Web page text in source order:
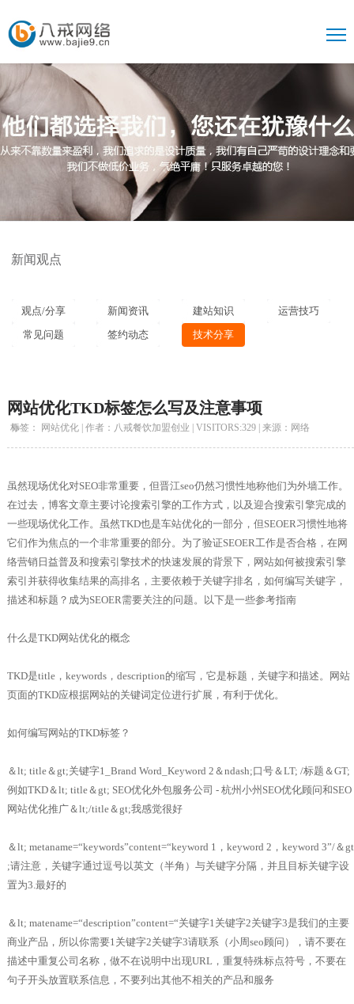
新闻观点
观点/分享 新闻资讯 建站知识
运营技巧
常见问题
签约动态 技术分享
网站优化TKD标签怎么写及注意事项
标签： 网站优化 | 作者：八戒餐饮加盟创业 | VISITORS:329 | 来源：网络
虽然现场优化对SEO非常重要，但晋江seo仍然习惯性地称他们为外墙工作。
在过去，博客文章主要讨论搜索引擎的工作方式，以及迎合搜索引擎完成的
一些现场优化工作。虽然TKD也是车站优化的一部分，但SEOER习惯性地将
它们作为焦点的一个非常重要的部分。为了验证SEOER工作是否合格，在网
络营销日益普及和搜索引擎技术的快速发展的背景下，网站如何被搜索引擎
索引并获得收集结果的高排名，主要依赖于关键字排名，如何编写关键字，
描述和标题？成为SEOER需要关注的问题。以下是一些参考指南
什么是TKD网站优化的概念
TKD是title，keywords，description的缩写，它是标题，关键字和描述。网站
页面的TKD应根据网站的关键词定位进行扩展，有利于优化。
如何编写网站的TKD标签？
＆lt; title＆gt;关键字1_Brand Word_Keyword 2＆ndash;口号＆LT; /标题＆GT;
例如TKD＆lt; title＆gt; SEO优化外包服务公司 - 杭州小州SEO优化顾问和SEO
网站优化推广＆lt;/title＆gt;我感觉很好
＆lt; metaname=“keywords”content=“keyword 1，keyword 2，keyword 3”/＆gt
;请注意，关键字通过逗号以英文（半角）与关键字分隔，并且目标关键字设
置为3.最好的
＆lt; matename=“description”content=“关键字1关键字2关键字3是我们的主要
商业产品，所以你需要1关键字2关键字3请联系（小周seo顾问），请不要在
描述中重复公司名称，做不在说明中出现URL，重复特殊标点符号，不要在
句子开头放置联系信息，不要列出其他不相关的产品和服务